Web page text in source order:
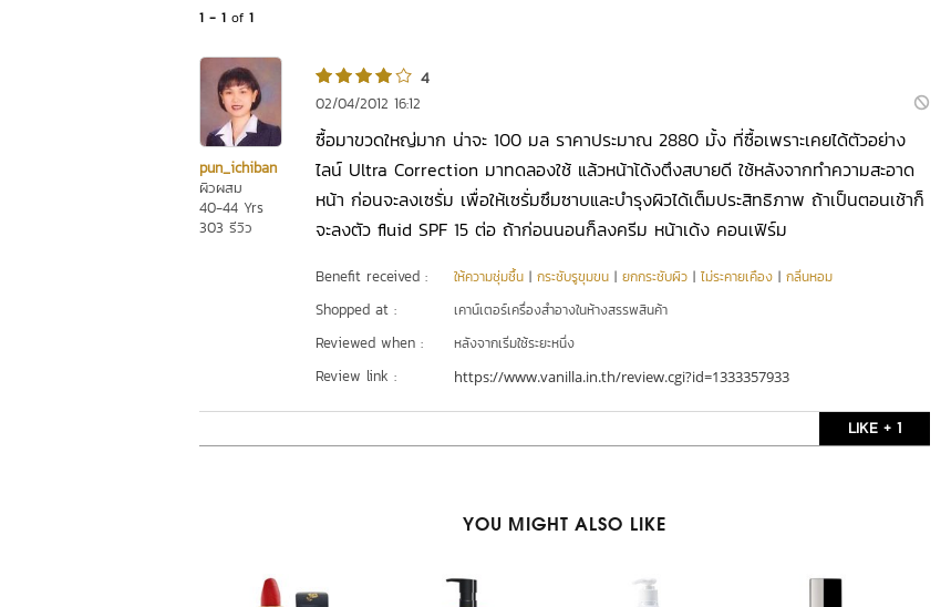
1 - 1 of 1
pun_ichiban
ผิวผสม
40-44 Yrs
303 รีวิว
4
02/04/2012 16:12
ซื้อมาขวดใหญ่มาก น่าจะ 100 มล ราคาประมาณ 2880 มั้ง ที่ซื้อเพราะเคยได้ตัวอย่าง
ไลน์ Ultra Correction มาทดลองใช้ แล้วหน้าเ้ด้งตึงสบายดี ใช้หลังจากทำความสะอาด
หน้า ก่อนจะลงเซรั่ม เพื่อให้เซรั่มซึมซาบและบำรุงผิวได้เต็มประสิทธิภาพ ถ้าเป็นตอนเช้าก็
จะลงตัว fluid SPF 15 ต่อ ถ้าก่อนนอนก็ลงครีม หน้าเด้ง คอนเฟิร์ม
Benefit received : ให้ความชุ่มชื้น | กระชับรูขุมขน | ยกกระชับผิว | ไม่ระคายเคือง | กลิ่นหอม
Shopped at : เคาน์เตอร์เครื่องสำอางในห้างสรรพสินค้า
Reviewed when : หลังจากเริ่มใช้ระยะหนึ่ง
Review link : https://www.vanilla.in.th/review.cgi?id=1333357933
LIKE + 1
YOU MIGHT ALSO LIKE